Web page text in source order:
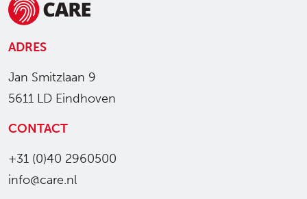
ADRES
Jan Smitzlaan 9
5611 LD Eindhoven
CONTACT
+31 (0)40 2960500
info@care.nl